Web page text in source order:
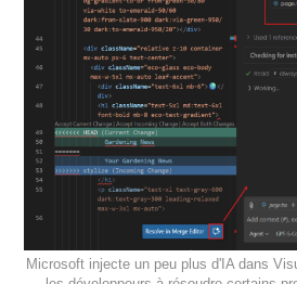
Microsoft injecte un peu plus d'IA dans